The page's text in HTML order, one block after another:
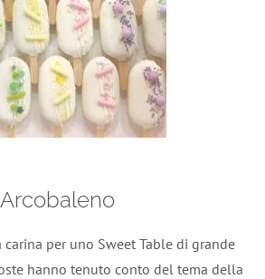
carina per uno Sweet Table di grande
hanno tenuto conto del tema della